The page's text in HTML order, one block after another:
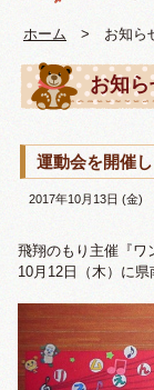
ホーム > お知ら
お知ら
運動会を開催
2017年10月13日 (金)
飛翔のもり主催『ワ
10月12日（木）に